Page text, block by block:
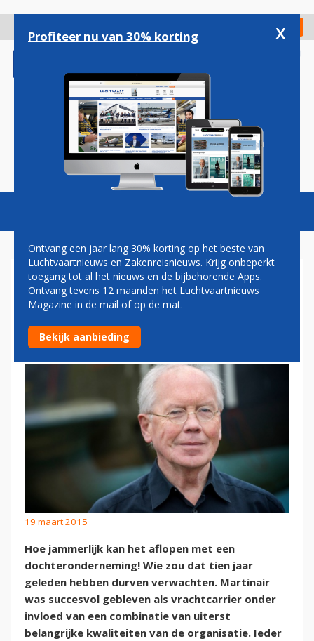
gaan
Check in
Magazine Podcasts Vacatures
HUGO ROOS: MARTINAIR;
MEER VERLEDEN DAN
TOEKOMST?
19 maart 2015
Hoe jammerlijk kan het aflopen met een
dochteronderneming! Wie zou dat tien jaar
geleden hebben durven verwachten. Martinair
was succesvol gebleven als vrachtcarrier onder
invloed van een combinatie van uiterst
belangrijke kwaliteiten van de organisatie. Ieder
Profiteer nu van 30% korting x
Ontvang een jaar lang 30% korting op het beste van
Luchtvaartnieuws en Zakenreisnieuws. Krijg onbeperkt
toegang tot al het nieuws en de bijbehorende Apps.
Ontvang tevens 12 maanden het Luchtvaartnieuws
Magazine in de mail of op de mat.
Bekijk aanbieding